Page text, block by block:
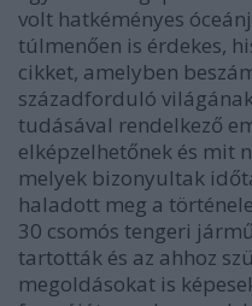
volt hatkéményes
túlmenően is érdekes,
cikket, amelyben
századforduló
tudásával rendelkező
elképzelhetőnek és mit
melyek bizonyultak
haladott meg a
30 csomós tengeri
tartották és az ahhoz
megoldásokat is